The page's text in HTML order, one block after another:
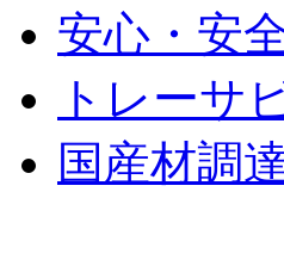
安心・安
トレーサ
国産材調